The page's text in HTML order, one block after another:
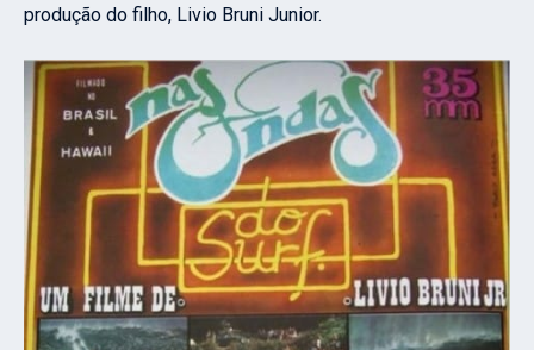
produção do filho, Livio Bruni Junior.